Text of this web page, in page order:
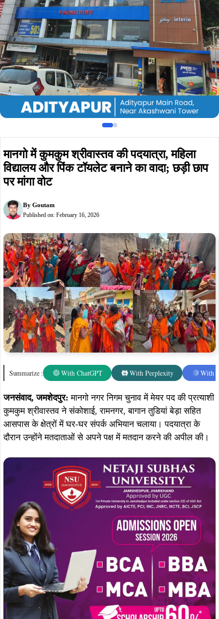
विद्यालय और पिंक टॉयलेट बनाने का वादा; छड़ी छाप
पर मांगा वोट
ByGoutam
Published on: February 16, 2026
Summarize : With ChatGPT
जनसंवाद, जमशेदपुर:मानगो नगर निगम चुनाव में मेयर पद की प्रत्याशी
कुमकुम श्रीवास्तव ने संकोशाई, रामनगर, बागान तुडियां बेड़ा सहित
आसपास के क्षेत्रों में घर-घर संपर्क अभियान चलाया। पदयात्रा के
दौरान उन्होंने मतदाताओं से अपने पक्ष में मतदान करने की अपील की।